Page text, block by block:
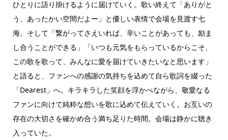
ひとりに語り掛けるように届けていく。歌い終えて「ありがと
う、あったかい空間だよー」と優しい表情で会場を見渡す七
海。そして「繋がってさえいれば、辛いことがあっても、励ま
し合うことができる」「いつも元気をもらっているからこそ、
この歌を歌って、みんなに愛を届けていきたいなと思います」
と語ると、ファンへの感謝の気持ちを込めて自ら歌詞を綴った
「Dearest」へ。キラキラした笑顔を浮かべながら、敬愛なる
ファンに向けて純粋な想いを歌に込めて伝えていく。お互いの
存在の大切さを確かめ合う満ち足りた時間。会場は静かに聴き
入っていた。